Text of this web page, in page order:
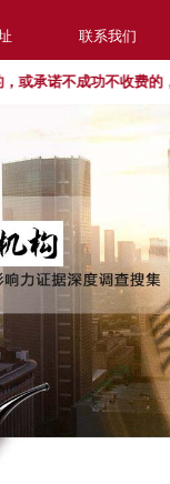
联系我们
诺不成功不收费的，请